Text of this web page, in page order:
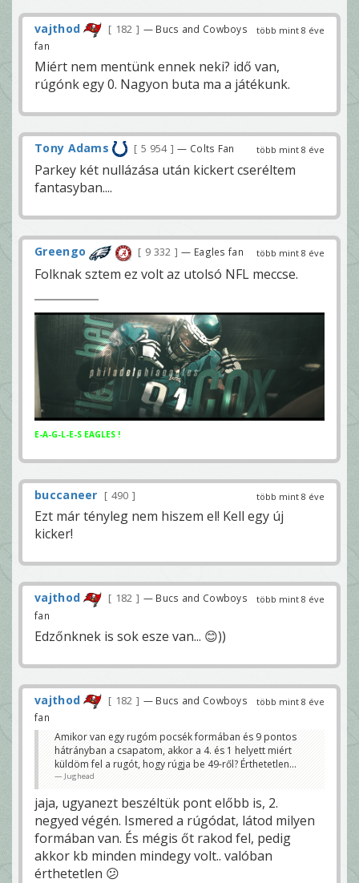
több mint 8 éve
vajthod 182
— Bucs and Cowboys
fan
Miért nem mentünk ennek neki? idő van,
rúgónk egy 0. Nagyon buta ma a játékunk.
több mint 8 éve
Tony Adams 5 954 — Colts Fan
Parkey két nullázása után kickert cseréltem
fantasyban....
több mint 8 éve
Greengo 9 332 — Eagles fan
Folknak sztem ez volt az utolsó NFL meccse.
E-A-G-L-E-S EAGLES !
több mint 8 éve
buccaneer 490
Ezt már tényleg nem hiszem el! Kell egy új
kicker!
több mint 8 éve
vajthod 182
— Bucs and Cowboys
fan
Edzőnknek is sok esze van... 😊))
több mint 8 éve
vajthod 182
— Bucs and Cowboys
fan
Amikor van egy rugóm pocsék formában és 9 pontos
hátrányban a csapatom, akkor a 4. és 1 helyett miért
küldöm fel a rugót, hogy rúgja be 49-ről? Érthetetlen...
Jughead
jaja, ugyanezt beszéltük pont előbb is, 2.
negyed végén. Ismered a rúgódat, látod milyen
formában van. És mégis őt rakod fel, pedig
akkor kb minden mindegy volt.. valóban
érthetetlen 😕